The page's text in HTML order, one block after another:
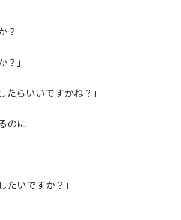
？
」
らいいですかね？」
のに
いですか？」